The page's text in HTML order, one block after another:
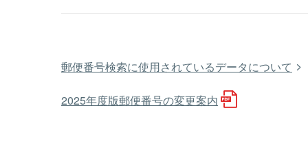
郵便番号検索に使用されているデータについて
2025年度版郵便番号の変更案内